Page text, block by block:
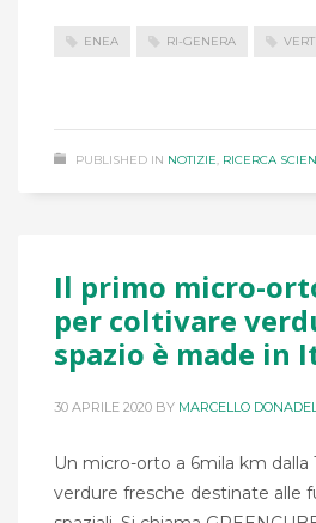
ENEA RI-GENERA
PUBLISHED IN NOTIZIE, RICERCA
Il primo micro-
per coltivare
spazio è made in
30 APRILE 2020 BY MARCELLO
Un micro-orto a 6mila km dalla
verdure fresche destinate alle